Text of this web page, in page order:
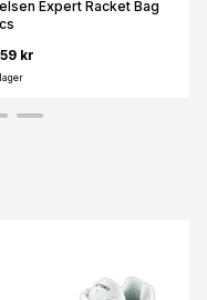
Expert Racket Bag
kr